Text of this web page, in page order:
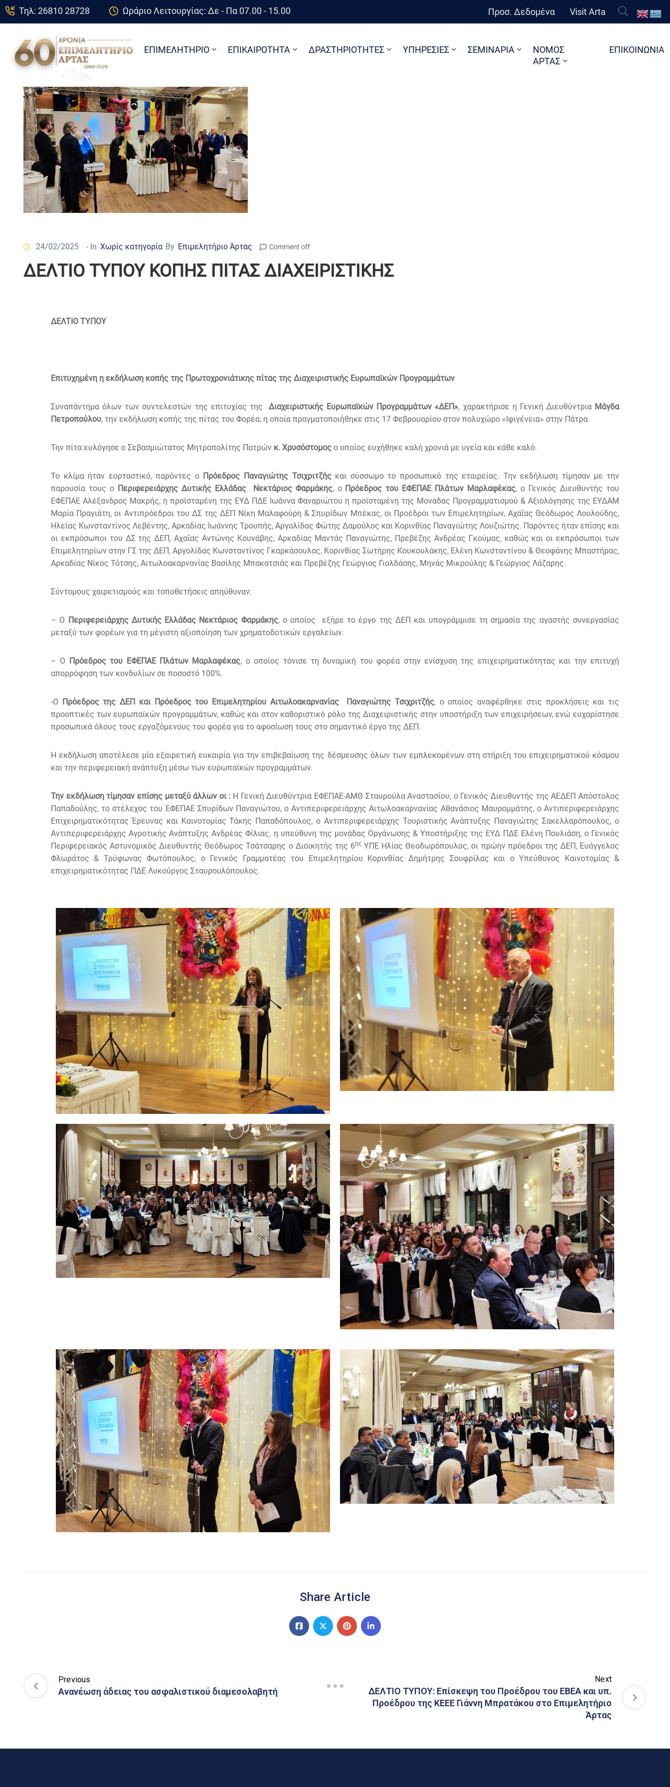
Τηλ: 26810 28728 Ωράριο Λειτουργίας: Δε - Πα 07.00 - 15.00 Προσ. Δεδομένα Visit Arta
ΕΠΙΜΕΛΗΤΗΡΙΟ ΕΠΙΚΑΙΡΟΤΗΤΑ ΔΡΑΣΤΗΡΙΟΤΗΤΕΣ ΥΠΗΡΕΣΙΕΣ ΣΕΜΙΝΑΡΙΑ
ΝΟΜΟΣ
ΑΡΤΑΣ
ΕΠΙΚΟΙΝΩΝΙΑ
24/02/2025 - In Χωρίς κατηγορία By Επιμελητήριο Άρτας Comment off
ΔΕΛΤΙΟ ΤΥΠΟΥ ΚΟΠΗΣ ΠΙΤΑΣ ΔΙΑΧΕΙΡΙΣΤΙΚΗΣ
ΔΕΛΤΙΟ ΤΥΠΟΥ
Επιτυχημένη η εκδήλωση κοπής της Πρωτοχρονιάτικης πίτας της Διαχειριστικής Ευρωπαϊκών Προγραμμάτων
Συναπάντημα όλων των συντελεστών της επιτυχίας της Διαχειριστικής Ευρωπαϊκών Προγραμμάτων «ΔΕΠ», χαρακτήρισε η Γενική Διευθύντρια Μάγδα
Πετροπούλου, την εκδήλωση κοπής της πίτας του Φορέα, η οποία πραγματοποιήθηκε στις 17 Φεβρουαρίου στον πολυχώρο «Ιφιγένεια» στην Πάτρα.
Την πίτα ευλόγησε ο Σεβασμιώτατος Μητροπολίτης Πατρών κ. Χρυσόστομος ο οποίος ευχήθηκε καλή χρονιά με υγεία και κάθε καλό.
Το κλίμα ήταν εορταστικό, παρόντες ο Πρόεδρος Παναγιώτης Τσιχριτζήςκαι σύσσωμο το προσωπικό της εταιρείας. Την εκδήλωση τίμησαν με την
παρουσία τους ο Περιφερειάρχης Δυτικής Ελλάδας Νεκτάριος Φαρμάκης, ο Πρόεδρος του ΕΦΕΠΑΕ Πλάτων Μαρλαφέκας, ο Γενικός Διευθυντής του
ΕΦΕΠΑΕ Αλέξανδρος Μακρής, η προϊσταμένη της ΕΥΔ ΠΔΕ Ιωάννα Φαναριώτου η προϊσταμένη της Μονάδας Προγραμματισμού & Αξιολόγησης της ΕΥΔΑΜ
Μαρία Πραγιάτη, οι Αντιπρόεδροι του ΔΣ της ΔΕΠ Νίκη Μαλαφούρη & Σπυρίδων Μπέκας, οι Προέδροι των Επιμελητηρίων, Αχαΐας Θεόδωρος Λουλούδης,
Ηλείας Κωνσταντίνος Λεβέντης, Αρκαδίας Ιωάννης Τρουπής, Αργολίδας Φώτης Δαμούλος και Κορινθίας Παναγιώτης Λουζιώτης. Παρόντες ήταν επίσης και
οι εκπρόσωποι του ΔΣ της ΔΕΠ, Αχαΐας Αντώνης Κουνάβης, Αρκαδίας Μαντάς Παναγιώτης, Πρεβέζης Ανδρέας Γκούμας, καθώς και οι εκπρόσωποι των
Επιμελητηρίων στην ΓΣ της ΔΕΠ, Αργολίδας Κωνσταντίνος Γκαρκάσουλας, Κορινθίας Σωτήρης Κουκουλάκης, Ελένη Κωνσταντίνου & Θεοφάνης Μπαστήρας,
Αρκαδίας Νίκος Τότσης, Αιτωλοακαρνανίας Βασίλης Μπακατσιάς και Πρεβέζης Γεώργιος Γιολδάσης, Μηνάς Μικρούλης & Γεώργιος Λάζαρης.
Σύντομους χαιρετισμούς και τοποθετήσεις απηύθυναν:
– Ο Περιφερειάρχης Δυτικής Ελλάδας Νεκτάριος Φαρμάκης, ο οποίος εξήρε το έργο της ΔΕΠ και υπογράμμισε τη σημασία της αγαστής συνεργασίας
μεταξύ των φορέων για τη μέγιστη αξιοποίηση των χρηματοδοτικών εργαλείων.
– Ο Πρόεδρος του ΕΦΕΠΑΕ Πλάτων Μαρλαφέκας, ο οποίος τόνισε τη δυναμική του φορέα στην ενίσχυση της επιχειρηματικότητας και την επιτυχή
απορρόφηση των κονδυλίων σε ποσοστό 100%.
-Ο Πρόεδρος της ΔΕΠ και Πρόεδρος του Επιμελητηρίου Αιτωλοακαρνανίας Παναγιώτης Τσιχριτζής, ο οποίος αναφέρθηκε στις προκλήσεις και τις
προοπτικές των ευρωπαϊκών προγραμμάτων, καθώς και στον καθοριστικό ρόλο της Διαχειριστικής στην υποστήριξη των επιχειρήσεων, ενώ ευχαρίστησε
προσωπικά όλους τους εργαζόμενους του φορέα για το αφοσίωση τους στο σημαντικό έργο της ΔΕΠ.
Η εκδήλωση αποτέλεσε μία εξαιρετική ευκαιρία για την επιβεβαίωση της δέσμευσης όλων των εμπλεκομένων στη στήριξη του επιχειρηματικού κόσμου
και την περιφερειακή ανάπτυξη μέσω των ευρωπαϊκών προγραμμάτων.
Την εκδήλωση τίμησαν επίσης μεταξύ άλλων οι : Η Γενική Διευθύντρια ΕΦΕΠΑΕ-ΑΜΘ Σταυρούλα Αναστασίου, ο Γενικός Διευθυντής της ΑΕΔΕΠ Απόστολος
Παπαδούλης, το στέλεχος του ΕΦΕΠΑΕ Σπυρίδων Παναγιώτου, ο Αντιπεριφερειάρχης Αιτωλοακαρνανίας Αθανάσιος Μαυρομμάτης, ο Αντιπεριφερειάρχης
Επιχειρηματικότητας Έρευνας και Καινοτομίας Τάκης Παπαδόπουλος, ο Αντιπεριφερειάρχης Τουριστικής Ανάπτυξης Παναγιώτης Σακελλαρόπουλος, ο
Αντιπεριφερειάρχης Αγροτικής Ανάπτυξης Ανδρέας Φίλιας, η υπεύθυνη της μονάδας Οργάνωσης & Υποστήριξης της ΕΥΔ ΠΔΕ Ελένη Πουλιάση, ο Γενικός
Περιφερειακός Αστυνομικός Διευθυντής Θεόδωρος Τσάτσαρης ο Διοικητής της 6ηςΥΠΕ Ηλίας Θεοδωρόπουλος, οι πρώην πρόεδροι της ΔΕΠ, Ευάγγελος
Φλωράτος & Τρύφωνας Φωτόπουλος, ο Γενικός Γραμματέας του Επιμελητηρίου Κορινθίας Δημήτρης Σουφρίλας και ο Υπεύθυνος Καινοτομίας &
επιχειρηματικότητας ΠΔΕ Λυκούργος Σταυρουλόπουλος.
Share Article
Previous
Ανανέωση άδειας του ασφαλιστικού διαμεσολαβητή
Next
ΔΕΛΤΙΟ ΤΥΠΟΥ: Επίσκεψη του Προέδρου του ΕΒΕΑ και υπ.
Προέδρου της ΚΕΕΕ Γιάννη Μπρατάκου στο Επιμελητήριο
Άρτας